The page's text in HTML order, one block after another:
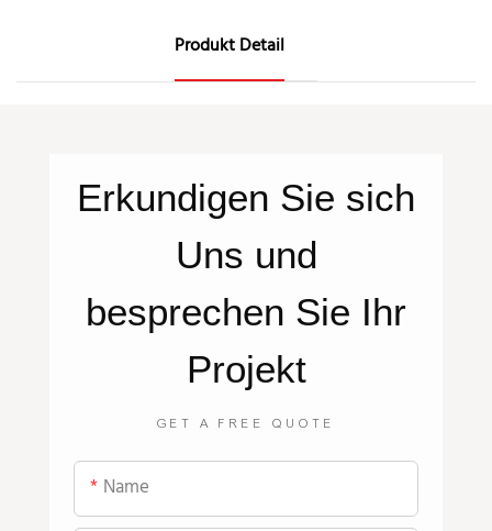
Produkt Detail
Erkundigen Sie sich
Uns und
besprechen Sie Ihr
Projekt
GET A FREE QUOTE
Name